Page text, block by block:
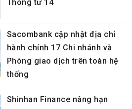
Thông tư 14
Sacombank cập nhật địa chỉ
hành chính 17 Chi nhánh và
Phòng giao dịch trên toàn hệ
thống
Shinhan Finance nâng hạn